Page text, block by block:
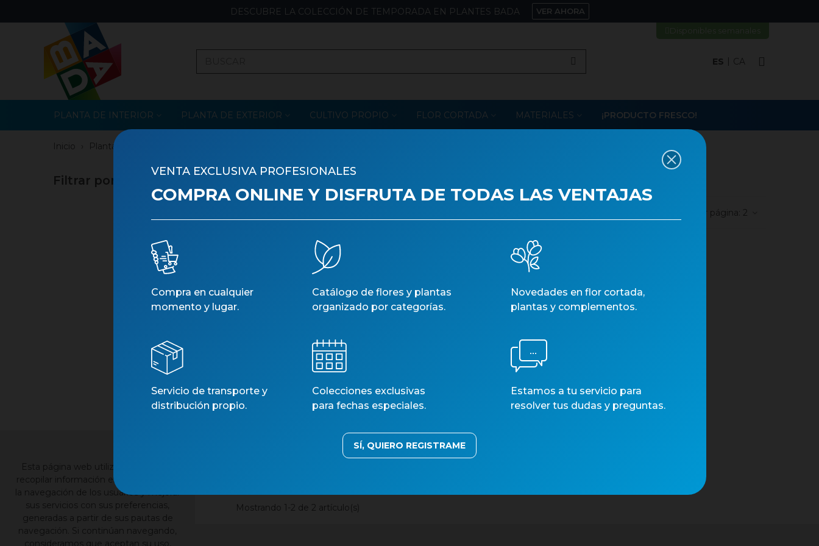
DESCUBRE LA COLECCIÓN DE TEMPORADA EN PLANTES BADA
VER AHORA
ES CA
PLANTA DE INTERIOR PLANTA DE EXTERIOR CULTIVO PROPIO FLOR CORTADA MATERIALES ¡PRODUCTO FRESCO!
Inicio Planta de Exterior
Filtrar por CÍTRICOS
Artículos por página: 2
Núm. art.: 36340
Núm. art.: 36362
Mostrando 1-2 de 2 artículo(s)
Esta página web utiliza cookies para
recopilar información estadística sobre
la navegación de los usuarios y mejorar
sus servicios con sus preferencias,
generadas a partir de sus pautas de
navegación. Si continúan navegando,
consideramos que aceptan su uso,
VENTA EXCLUSIVA PROFESIONALES
COMPRA ONLINE Y DISFRUTA DE TODAS LAS VENTAJAS
Compra en cualquier
momento y lugar.
Catálogo de flores y plantas
organizado por categorías.
Novedades en flor cortada,
plantas y complementos.
Servicio de transporte y
distribución propio.
Colecciones exclusivas
para fechas especiales.
Estamos a tu servicio para
resolver tus dudas y preguntas.
SÍ, QUIERO REGISTRAME